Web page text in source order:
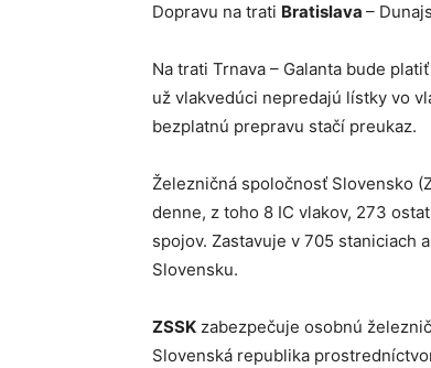
Dopravu na trati Bratislava –
Na trati Trnava – Galanta bude
už vlakvedúci nepredajú lístky vo
bezplatnú prepravu stačí preukaz.
Železničná spoločnosť Slovensko
denne, z toho 8 IC vlakov, 273
spojov. Zastavuje v 705 staniciach
Slovensku.
ZSSK zabezpečuje osobnú
Slovenská republika